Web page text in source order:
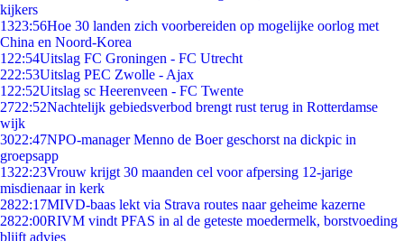
kijkers
1323:56Hoe 30 landen zich voorbereiden op mogelijke oorlog met
China en Noord-Korea
1 22:54Uitslag FC Groningen - FC Utrecht
222:53Uitslag PEC Zwolle - Ajax
1 22:52Uitslag sc Heerenveen - FC Twente
2722:52Nachtelijk gebiedsverbod brengt rust terug in Rotterdamse
wijk
3022:47NPO-manager Menno de Boer geschorst na dickpic in
groepsapp
1322:23Vrouw krijgt 30 maanden cel voor afpersing 12-jarige
misdienaar in kerk
2822:17MIVD-baas lekt via Strava routes naar geheime kazerne
2822:00RIVM vindt PFAS in al de geteste moedermelk, borstvoeding
blijft advies